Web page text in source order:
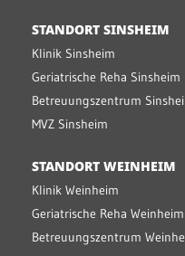
STANDORT SINSHEIM
Klinik Sinsheim
Geriatrische Reha Sinsheim
Betreuungszentrum
MVZ Sinsheim
STANDORT WEINHEIM
Klinik Weinheim
Geriatrische Reha Weinheim
Betreuungszentrum